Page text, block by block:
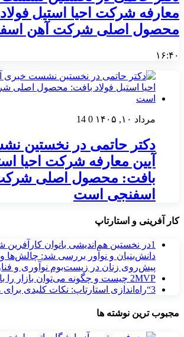
معارفه شرکت احیا استیل
محصول اصلی شرکت آهن
۱۶:۴۰
مرداد ۱۰, ۱۴۰۵ 0
14
دکتر حاتمی در نخستین
آیین معارفه شرکت احیا
بافت: محصول اصلی
اسفنجی است
کار آفرینی و استارتاپ
1در نخستین هم‌اندیشی بانوان
دانش‌بنیان و نوآور بررسی شد:
پیش‌روی زنان در زیست‌بوم نوآوری و
2MVP چیست و چگونه می‌توان بازار را با آن فراهم کرد؟
3“راه‌اندازی استارتاپ: نکات کلیدی
مجبوب ترین نوشته ها